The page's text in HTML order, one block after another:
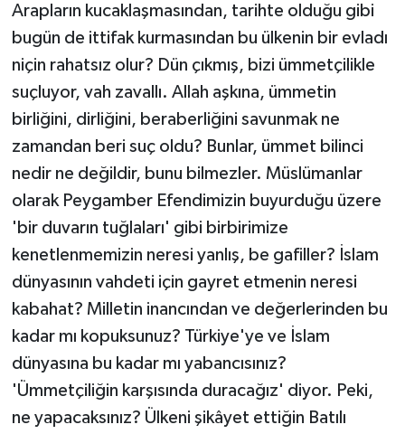
Arapların kucaklaşmasından, tarihte olduğu gibi
bugün de ittifak kurmasından bu ülkenin bir evladı
niçin rahatsız olur? Dün çıkmış, bizi ümmetçilikle
suçluyor, vah zavallı. Allah aşkına, ümmetin
birliğini, dirliğini, beraberliğini savunmak ne
zamandan beri suç oldu? Bunlar, ümmet bilinci
nedir ne değildir, bunu bilmezler. Müslümanlar
olarak Peygamber Efendimizin buyurduğu üzere
'bir duvarın tuğlaları' gibi birbirimize
kenetlenmemizin neresi yanlış, be gafiller? İslam
dünyasının vahdeti için gayret etmenin neresi
kabahat? Milletin inancından ve değerlerinden bu
kadar mı kopuksunuz? Türkiye'ye ve İslam
dünyasına bu kadar mı yabancısınız?
'Ümmetçiliğin karşısında duracağız' diyor. Peki,
ne yapacaksınız? Ülkeni şikâyet ettiğin Batılı